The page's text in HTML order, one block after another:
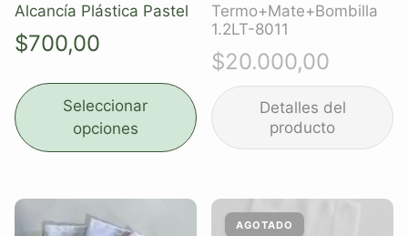
Alcancía Plástica Pastel
$700,00
Seleccionar
opciones
Termo+Mate+Bombilla
1.2LT-8011
$20.000,00